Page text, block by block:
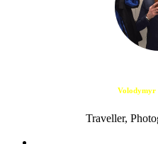
Volodymyr
Traveller,